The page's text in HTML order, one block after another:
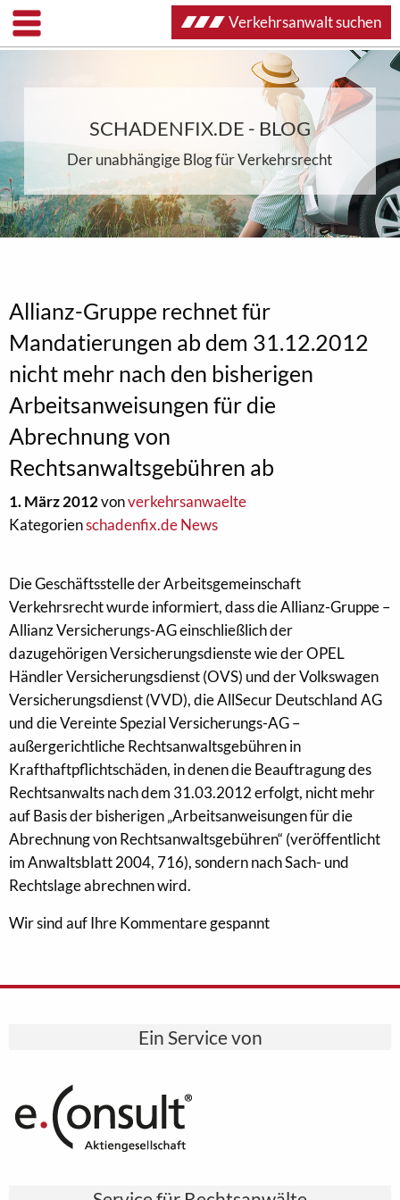
SCHADENFIX.DE - BLOG
Der unabhängige Blog für Verkehrsrecht
Allianz-Gruppe rechnet für
Mandatierungen ab dem 31.12.2012
nicht mehr nach den bisherigen
Arbeitsanweisungen für die
Abrechnung von
Rechtsanwaltsgebühren ab
1. März 2012vonverkehrsanwaelte
Kategorienschadenfix.de News
Die Geschäftsstelle der Arbeitsgemeinschaft
Verkehrsrecht wurde informiert, dass die Allianz-Gruppe –
Allianz Versicherungs-AG einschließlich der
dazugehörigen Versicherungsdienste wie der OPEL
Händler Versicherungsdienst (OVS) und der Volkswagen
Versicherungsdienst (VVD), die AllSecur Deutschland AG
und die Vereinte Spezial Versicherungs-AG –
außergerichtliche Rechtsanwaltsgebühren in
Krafthaftpflichtschäden, in denen die Beauftragung des
Rechtsanwalts nach dem 31.03.2012 erfolgt, nicht mehr
auf Basis der bisherigen „Arbeitsanweisungen für die
Abrechnung von Rechtsanwaltsgebühren“ (veröffentlicht
im Anwaltsblatt 2004, 716), sondern nach Sach- und
Rechtslage abrechnen wird.
Wir sind auf Ihre Kommentare gespannt
Ein Service von
Verkehrsanwalt suchen